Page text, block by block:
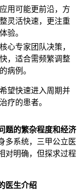
用可能更前沿，方
灵活快速，更注重
验。
心专家团队决策，
，适合需频繁调整
病例。
望快速进入周期并
疗的患者。
题的繁杂程度和经济
多系统，三甲公立医
对明确，但探求过程
医生介绍